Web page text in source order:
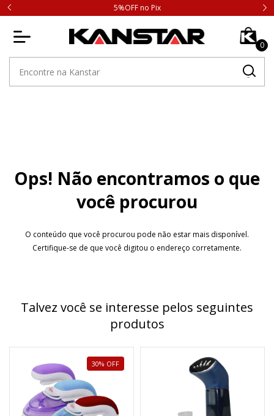
5%OFF no Pix
0
Ops! Não encontramos o que
você procurou
O conteúdo que você procurou pode não estar mais disponível.
Certifique-se de que você digitou o endereço corretamente.
Talvez você se interesse pelos seguintes
produtos
30% OFF